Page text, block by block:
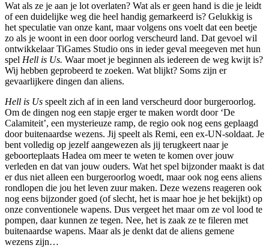
Wat als ze je aan je lot overlaten? Wat als er geen hand is die je leidt
of een duidelijke weg die heel handig gemarkeerd is? Gelukkig is
het speculatie van onze kant, maar volgens ons voelt dat een beetje
zo als je woont in een door oorlog verscheurd land. Dat gevoel wil
ontwikkelaar TiGames Studio ons in ieder geval meegeven met hun
spel Hell is Us. Waar moet je beginnen als iedereen de weg kwijt is?
Wij hebben geprobeerd te zoeken. Wat blijkt? Soms zijn er
gevaarlijkere dingen dan aliens.
Hell is Us speelt zich af in een land verscheurd door burgeroorlog.
Om de dingen nog een stapje erger te maken wordt door ‘De
Calamiteit’, een mysterieuze ramp, de regio ook nog eens geplaagd
door buitenaardse wezens. Jij speelt als Remi, een ex-UN-soldaat. Je
bent volledig op jezelf aangewezen als jij terugkeert naar je
geboorteplaats Hadea om meer te weten te komen over jouw
verleden en dat van jouw ouders. Wat het spel bijzonder maakt is dat
er dus niet alleen een burgeroorlog woedt, maar ook nog eens aliens
rondlopen die jou het leven zuur maken. Deze wezens reageren ook
nog eens bijzonder goed (of slecht, het is maar hoe je het bekijkt) op
onze conventionele wapens. Dus vergeet het maar om ze vol lood te
pompen, daar kunnen ze tegen. Nee, het is zaak ze te fileren met
buitenaardse wapens. Maar als je denkt dat de aliens gemene
wezens zijn…